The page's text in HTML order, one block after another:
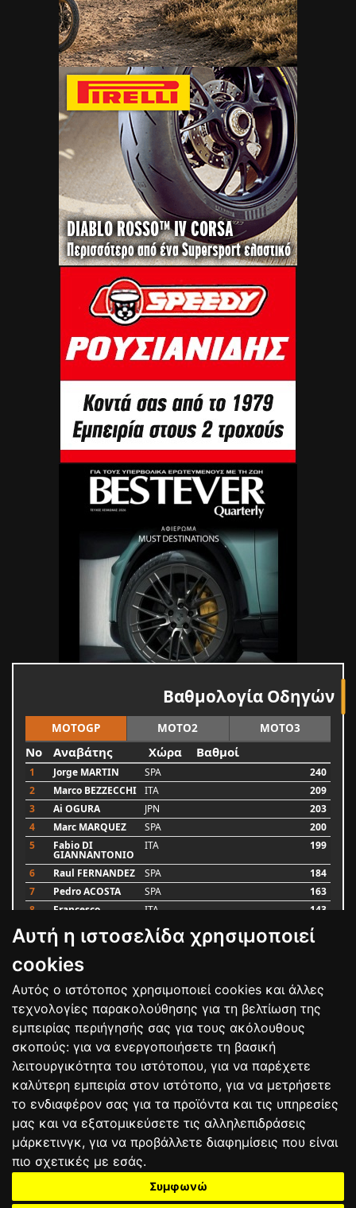
Αυτή η ιστοσελίδα χρησιμοποιεί
cookies
Αυτός ο ιστότοπος χρησιμοποιεί cookies και άλλες
τεχνολογίες παρακολούθησης για τη βελτίωση της
εμπειρίας περιήγησής σας για τους ακόλουθους
σκοπούς: για να ενεργοποιήσετε τη βασική
λειτουργικότητα του ιστότοπου, για να παρέχετε
καλύτερη εμπειρία στον ιστότοπο, για να μετρήσετε
το ενδιαφέρον σας για τα προϊόντα και τις υπηρεσίες
μας και να εξατομικεύσετε τις αλληλεπιδράσεις
μάρκετινγκ, για να προβάλλετε διαφημίσεις που είναι
πιο σχετικές με εσάς.
Συμφωνώ
Βαθμολογία Οδηγών
MOTOGP MOTO2 MOTO3
No Αναβάτης Χώρα Βαθμοί
1 Jorge MARTIN SPA
240
2
Marco BEZZECCHI ITA
209
3
Ai OGURA JPN
203
4
Marc MARQUEZ SPA
200
5
Fabio DI
GIANNANTONIO
ITA 199
6 Raul FERNANDEZ SPA
184
7
Pedro ACOSTA SPA
163
8
Francesco ITA 143
9 Alex MARQUEZ SPA
106
Luca MARINI
Bαθμολογία
ΟΡΟΙ ΧΡΗΣΗΣΠΟΛΙΤΙΚΗ ΠΡΟΣΤΑΣΙΑΣ
ΑΓΩΝΕΣΑΠΟΤΕΛΕΣΜΑΤΑΑΓΟΡΑ